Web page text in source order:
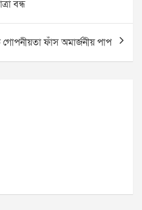
বন্ধ
গোপনীয়তা ফাঁস অমার্জনীয় পাপ